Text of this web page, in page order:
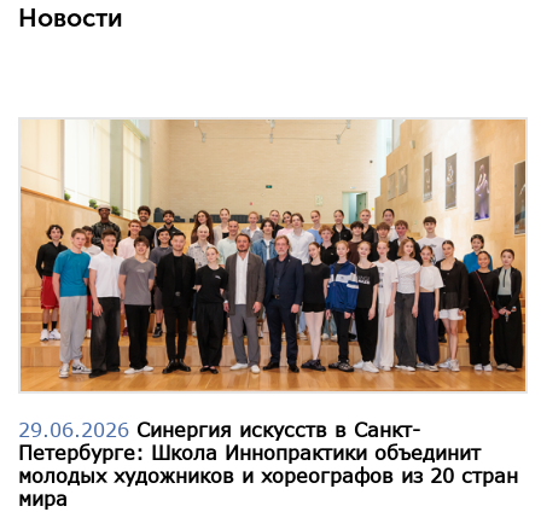
Новости
29.06.2026 Синергия искусств в Санкт-
Петербурге: Школа Иннопрактики объединит
молодых художников и хореографов из 20 стран
мира